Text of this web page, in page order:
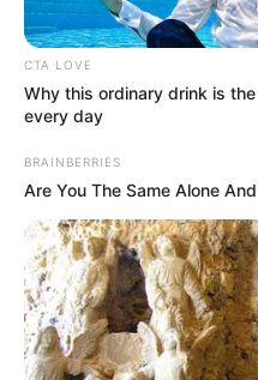
Το
πάνω
CTA LOVE
Why this ordinary drink is
every day
BRAINBERRIES
Are You The Same Alone